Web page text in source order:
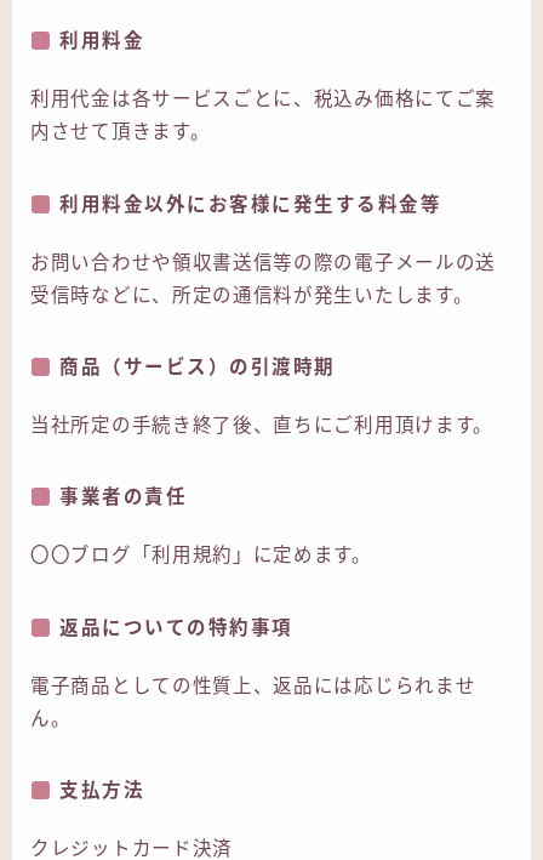
利用料金
利用代金は各サービスごとに、税込み価格にてご案
内させて頂きます。
利用料金以外にお客様に発生する料金等
お問い合わせや領収書送信等の際の電子メールの送
受信時などに、所定の通信料が発生いたします。
商品（サービス）の引渡時期
当社所定の手続き終了後、直ちにご利用頂けます。
事業者の責任
〇〇ブログ「利用規約」に定めます。
返品についての特約事項
電子商品としての性質上、返品には応じられませ
ん。
支払方法
クレジットカード決済